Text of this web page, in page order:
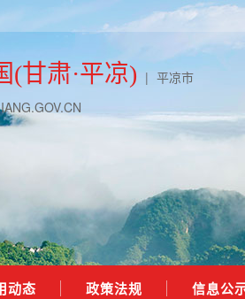
(甘肃·平凉) | 平凉市
动态 政策法规 信息公